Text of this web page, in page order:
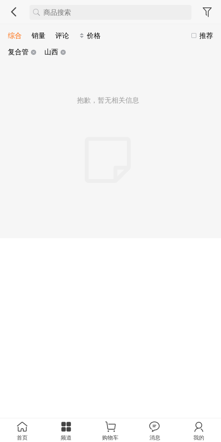
推荐
综合 销量 评论
价格
复合管
山西
抱歉，暂无相关信息
首页 频道 购物车 消息 我的